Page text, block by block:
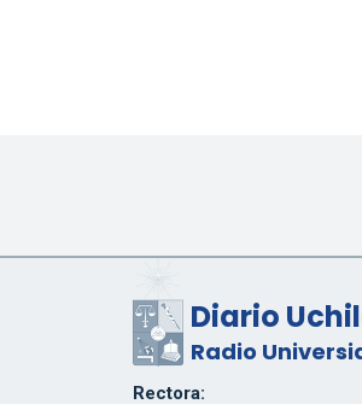
Diario
Radio
Rectora: